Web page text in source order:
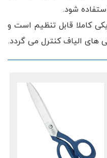
شود.
کاملا قابل تنظیم است و
های الیاف کنترل می گردد.